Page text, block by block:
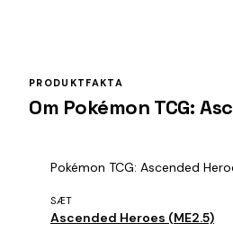
PRODUKTFAKTA
Om Pokémon TCG:
Pokémon TCG: Ascended
SÆT
Ascended Heroes (ME2.5)